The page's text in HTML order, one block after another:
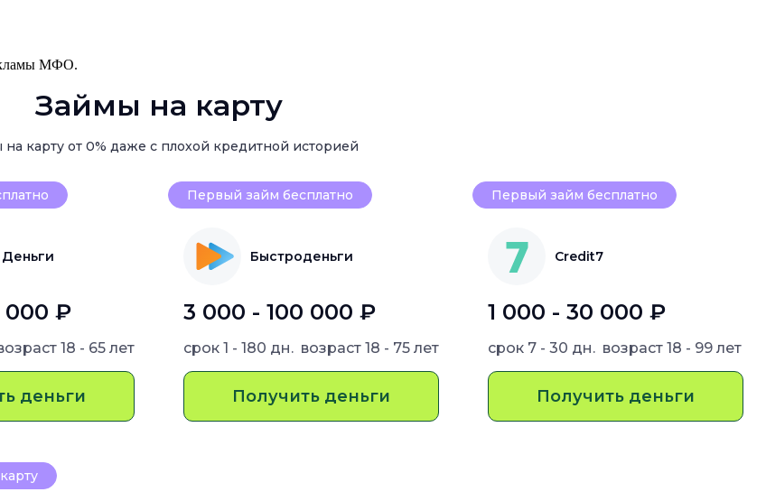
МФО.
Займы на карту
на карту от 0% даже с плохой кредитной историей
000 ₽
18 - 65 лет
деньги
Первый займ бесплатно
Быстроденьги
3 000 - 100 000 ₽
срок 1 - 180 дн. возраст 18 - 75 лет
Получить деньги
Первый займ бесплатно
Credit7
1 000 - 30 000 ₽
срок 7 - 30 дн. возраст 18 - 99 лет
Получить деньги